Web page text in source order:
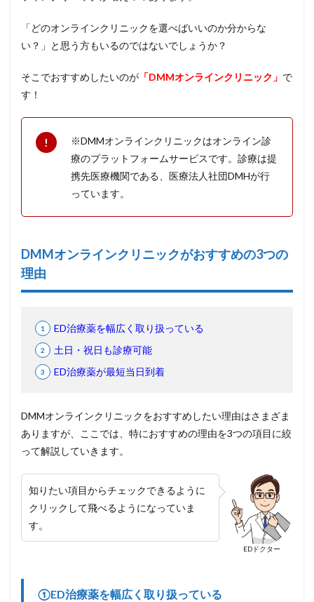
「どのオンラインクリニックを選べばいいのか分からな
い？」と思う方もいるのではないでしょうか？
そこでおすすめしたいのが 「DMMオンラインクリニック」 で
す！
※DMMオンラインクリニックはオンライン診
療のプラットフォームサービスです。診療は提
携先医療機関である、医療法人社団DMHが行
っています。
DMMオンラインクリニックがおすすめの3つの
理由
ED治療薬を幅広く取り扱っている
土日・祝日も診療可能
ED治療薬が最短当日到着
DMMオンラインクリニックをおすすめしたい理由はさまざま
ありますが、ここでは、特におすすめの理由を3つの項目に絞
って解説していきます。
EDドクター
知りたい項目からチェックできるように
クリックして飛べるようになっていま
す。
①ED治療薬を幅広く取り扱っている